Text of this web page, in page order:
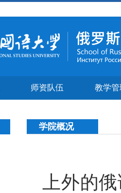
师资队伍 教学
学院概况
上外的